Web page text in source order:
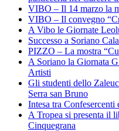
VIBO – Il 14 marzo la
VIBO – Il convegno
A Vibo le Giornate
Successo a Soriano
PIZZO – La mostra
A Soriano la Giornata
Artisti
Gli studenti dello
Serra san Bruno
Intesa tra
A Tropea si presenta il
Cinquegrana